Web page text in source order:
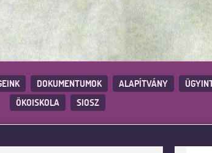
DOKUMENTUMOK ALAPÍTVÁNY
ÖKOISKOLA
SIOSZ